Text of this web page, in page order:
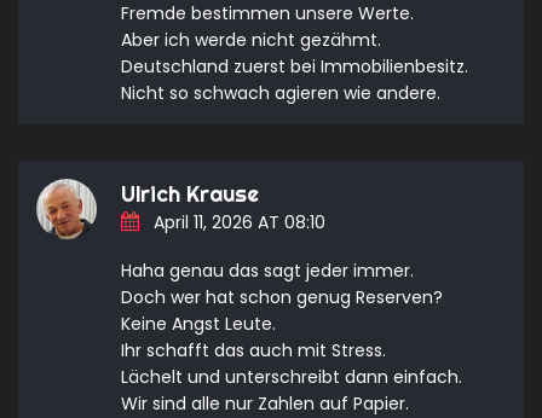
Fremde bestimmen unsere Werte.
Aber ich werde nicht gezähmt.
Deutschland zuerst bei Immobilienbesitz.
Nicht so schwach agieren wie andere.
Ulrich Krause
April 11, 2026 AT 08:10
Haha genau das sagt jeder immer.
Doch wer hat schon genug Reserven?
Keine Angst Leute.
Ihr schafft das auch mit Stress.
Lächelt und unterschreibt dann einfach.
Wir sind alle nur Zahlen auf Papier.